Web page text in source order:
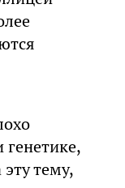
тему,